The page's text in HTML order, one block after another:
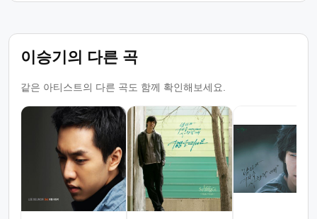
이승기의 다른 곡
같은 아티스트의 다른 곡도 함께 확인해보세요.